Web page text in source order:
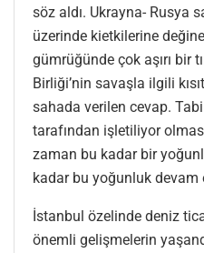
söz aldı. Ukrayna- Rusya
üzerinde kietkilerine
gümrüğünde çok aşırı bir
Birliği’nin savaşla ilgili
sahada verilen cevap.
tarafından işletiliyor
zaman bu kadar bir
kadar bu yoğunluk devam
İstanbul özelinde deniz
önemli gelişmelerin